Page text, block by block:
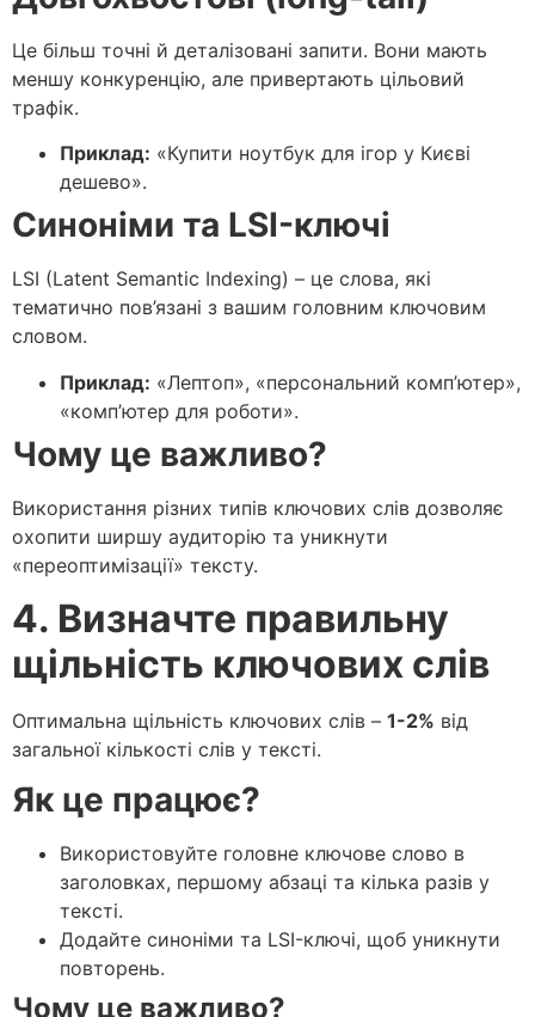
Це більш точні й деталізовані запити. Вони мають
меншу конкуренцію, але привертають цільовий
трафік.
Приклад: «Купити ноутбук для ігор у Києві
дешево».
Синоніми та LSI-ключі
LSI (Latent Semantic Indexing) – це слова, які
тематично пов’язані з вашим головним ключовим
словом.
Приклад: «Лептоп», «персональний комп’ютер»,
«комп’ютер для роботи».
Чому це важливо?
Використання різних типів ключових слів дозволяє
охопити ширшу аудиторію та уникнути
«переоптимізації» тексту.
4. Визначте правильну
щільність ключових слів
Оптимальна щільність ключових слів – 1-2% від
загальної кількості слів у тексті.
Як це працює?
Використовуйте головне ключове слово в
заголовках, першому абзаці та кілька разів у
тексті.
Додайте синоніми та LSI-ключі, щоб уникнути
повторень.
Чому це важливо?